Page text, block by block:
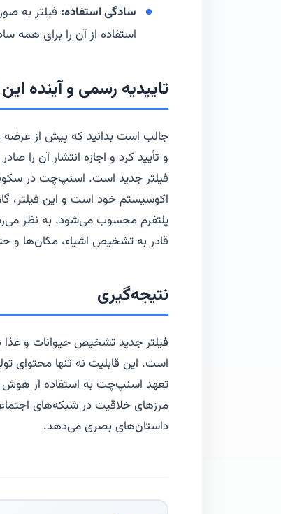
سادگی استفاده: فیلتر به
استفاده از آن را برای همه
تاییدیه رسمی و آینده
و تأیید کرد و اجازه انتشار آن را
فیلتر جدید است. اسنپ‌چت در
اکوسیستم خود است و این
پلتفرم محسوب می‌شود. به نظر
قادر به تشخیص اشیاء، مکان‌ها و
نتیجه‌گیری
فیلتر جدید تشخیص حیوانات و غذا
است. این قابلیت نه تنها محتوای
تعهد اسنپ‌چت به استفاده از هوش
مرزهای خلاقیت در شبکه‌های
داستان‌های بصری می‌دهد.